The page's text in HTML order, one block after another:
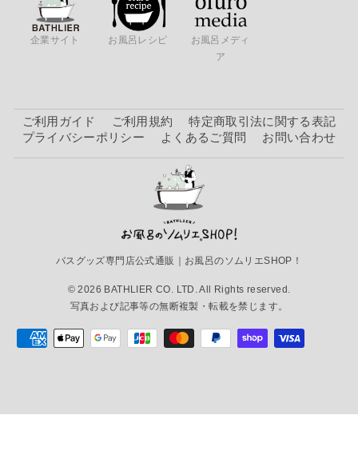
企業サイト お風呂レシピ
お風呂メディ
ア
ご利用ガイド ご利用規約
特定商取引法に関する表記
プライバシーポリシー
よくあるご質問 お問い合わせ
バスグッズ専門店公式通販｜お風呂のソムリエSHOP！
© 2026 BATHLIER CO. LTD. All Rights reserved.
写真および記事等の無断複製・転載を禁じます。